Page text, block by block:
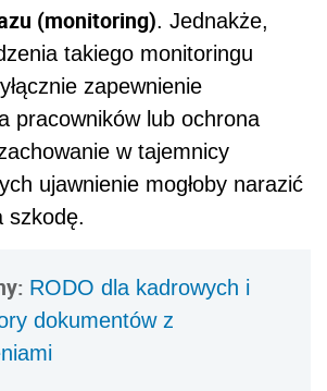
(monitoring). Jednakże,
takiego monitoringu
zapewnienie
pracowników lub ochrona
w tajemnicy
ujawnienie mogłoby narazić
szkodę.
RODO dla kadrowych i
dokumentów z